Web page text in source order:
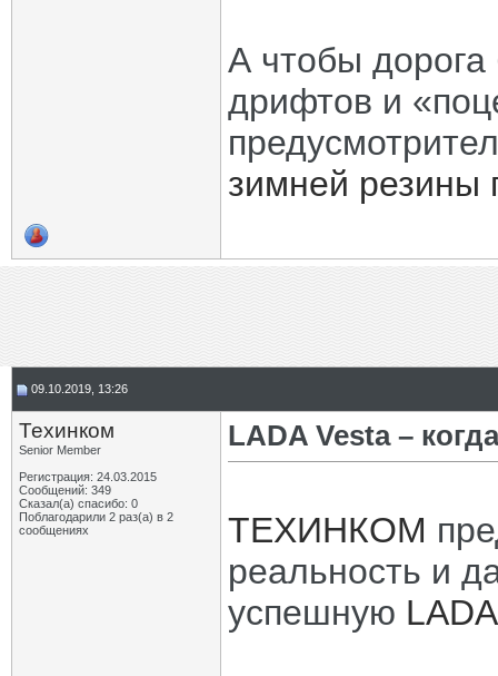
А чтобы
дрифтов и
зимней резины
09.10.2019, 13:26
Техинком
Senior Member
Регистрация: 24.03.2015
Сообщений: 349
Сказал(а) спасибо: 0
Поблагодарили 2 раз(а) в 2
сообщениях
LADA Vesta –
ТЕХИНКОМ
реальность и
успешную